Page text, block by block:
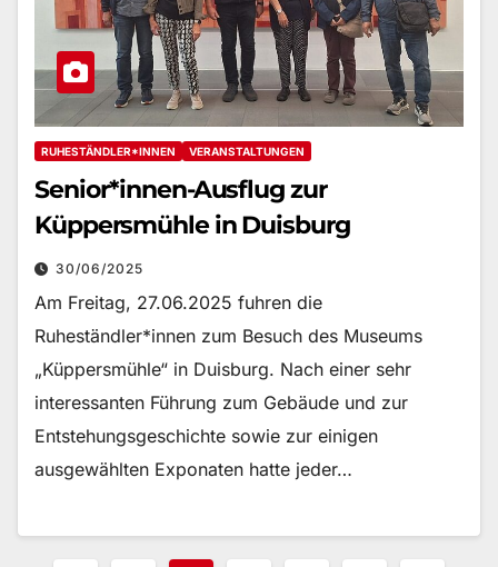
RUHESTÄNDLER*INNEN VERANSTALTUNGEN
Senior*innen-Ausflug zur
Küppersmühle in Duisburg
30/06/2025
Am Freitag, 27.06.2025 fuhren die
Ruheständler*innen zum Besuch des Museums
„Küppersmühle“ in Duisburg. Nach einer sehr
interessanten Führung zum Gebäude und zur
Entstehungsgeschichte sowie zur einigen
ausgewählten Exponaten hatte jeder…